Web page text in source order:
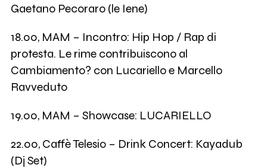
Gaetano Pecoraro (le Iene)
18.00, MAM – Incontro: Hip Hop / Rap di
protesta. Le rime contribuiscono al
Cambiamento? con Lucariello e Marcello
Ravveduto
19.00, MAM – Showcase: LUCARIELLO
22.00, Caffè Telesio – Drink Concert: Kayadub
(Dj Set)